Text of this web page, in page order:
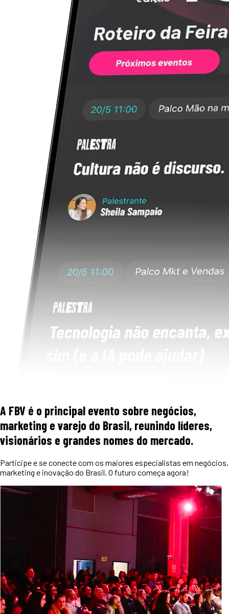
A FBV é o principal evento sobre negócios,
marketing e varejo do Brasil, reunindo líderes,
visionários e grandes nomes do mercado.
Participe e se conecte com os maiores especialistas em negócios,
marketing e inovação do Brasil. O futuro começa agora!